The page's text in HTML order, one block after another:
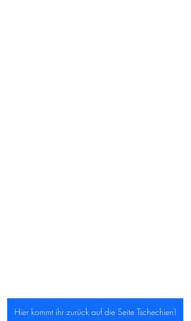
Hier kommt ihr zurück auf die Seite Tschechien!